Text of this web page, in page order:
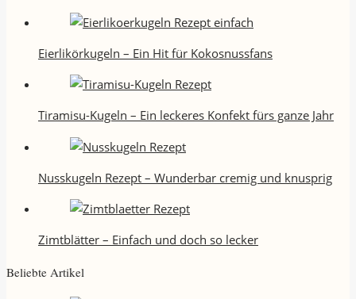
Eierlikörkugeln – Ein Hit für Kokosnussfans
Tiramisu-Kugeln – Ein leckeres Konfekt fürs ganze Jahr
Nusskugeln Rezept – Wunderbar cremig und knusprig
Zimtblätter – Einfach und doch so lecker
Beliebte Artikel